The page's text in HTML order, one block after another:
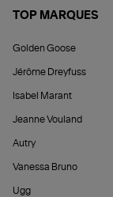
TOP MARQUES
Golden Goose
Jérôme Dreyfuss
Isabel Marant
Jeanne Vouland
Autry
Vanessa Bruno
Ugg